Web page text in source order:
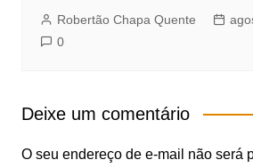
Robertão Chapa Quente
0
Deixe um comentário
O seu endereço de e-mail não será